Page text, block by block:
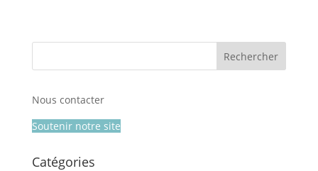
Nous contacter
Soutenir notre site
Catégories